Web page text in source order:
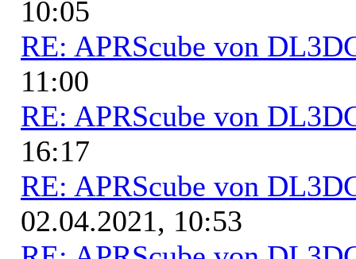
10:05
RE: APRScube von
11:00
RE: APRScube von
16:17
RE: APRScube von
02.04.2021, 10:53